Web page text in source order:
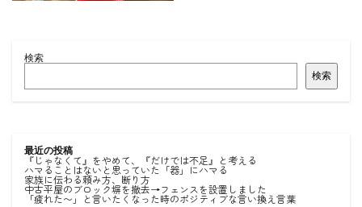
検索
検索
最近の投稿
『じゃなくて』をやめて、『だけでは不足』と考える
ハマることはないと思っていた「器」にハマる
家族に伝わる頼み方、断り方
中古平屋のブロック塀を撤去→フェンスを設置しました
「疲れた〜」と言いたくなった時のポジティブな言い換え言葉